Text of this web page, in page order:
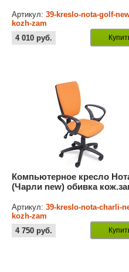
Артикул:39-kreslo-nota-golf-
kozh-zam
4 010 руб.
Компьютерное кресло
(Чарли new) обивка
Артикул:39-kreslo-nota-charli-
kozh-zam
4 750 руб.